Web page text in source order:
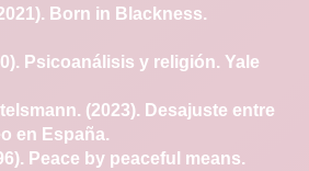
Born in Blackness.
Psicoanálisis y religión. Yale
(2023). Desajuste entre
en España.
Peace by peaceful means.